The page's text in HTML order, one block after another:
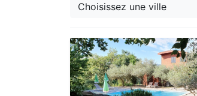
Choisissez une ville